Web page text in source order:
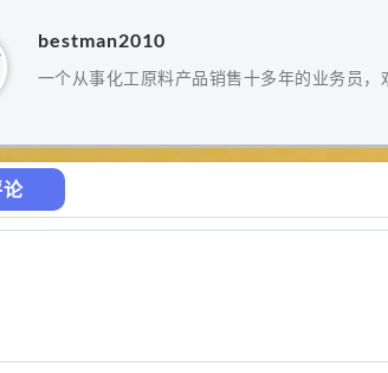
bestman2010
一个从事化工原料产品销售十多年的业务员，